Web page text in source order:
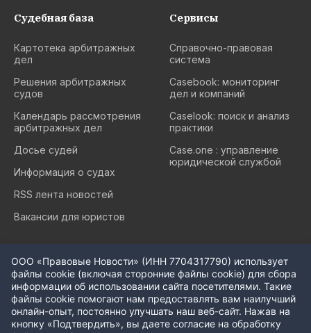
Судебная база
Картотека арбитражных
дел
Решения арбитражных
судов
Календарь рассмотрения
арбитражных дел
Досье судей
Информация о судах
RSS лента новостей
Вакансии для юристов
Сервисы
Cправочно-правовая
система
Casebook: мониторинг
дел и компаний
Caselook: поиск и анализ
практики
Case.one : управление
юридической службой
© ООО «Правовые новости». 2008-2026.
Телефон редакции:+7 (495) 645 37 60
Политика использования cookie-файлов
ООО «Правовые Новости» (ИНН 7704317790) использует
файлы cookie (включая сторонние файлы cookie) для сбора
информации об использовании сайта посетителями. Такие
файлы cookie помогают нам предоставлять вам наилучший
онлайн-опыт, постоянно улучшать наш веб-сайт. Нажав на
кнопку «Подтвердить», вы даете согласие на обработку